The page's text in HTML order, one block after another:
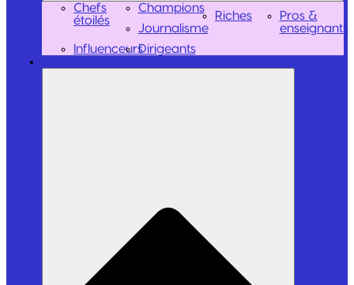
Chefs
étoilés
Champions
Journalisme
InfluenceursDirigeants
Riches
Pros &
enseignants